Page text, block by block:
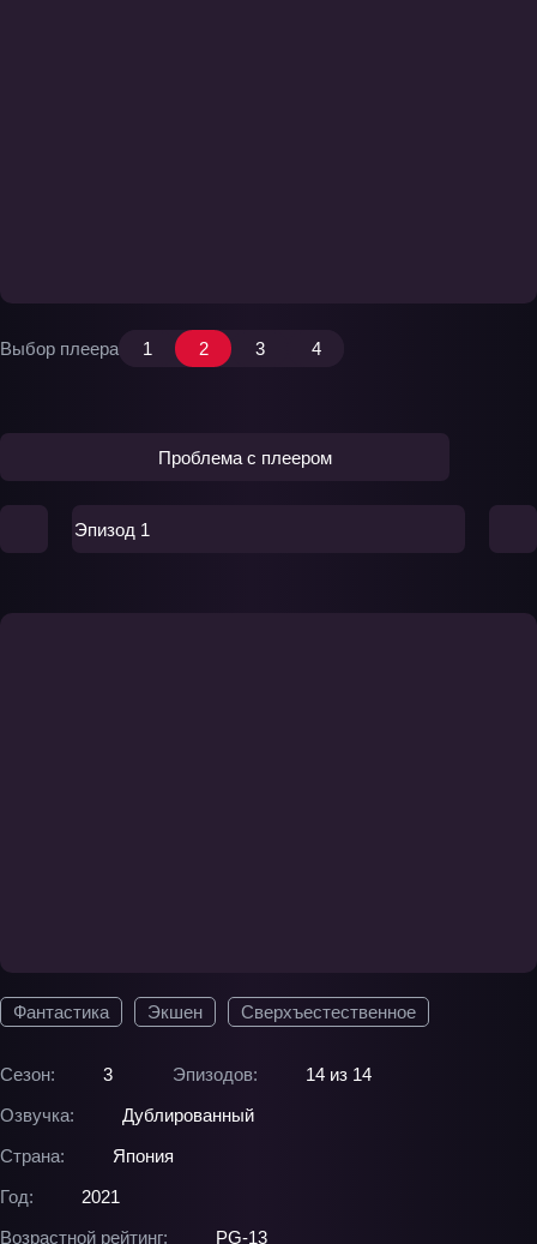
Фантастика Экшен Сверхъестественное
Сезон: 3 Эпизодов:
14 из 14
Озвучка:
Дублированный
Страна:
Япония
Год:
2021
Возрастной рейтинг:
PG-13
Выбор плеера 1 2 3 4
Проблема с плеером
Эпизод 1